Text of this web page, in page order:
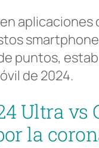
aplicaciones
puntos,
de 2024.
Ultra vs
la